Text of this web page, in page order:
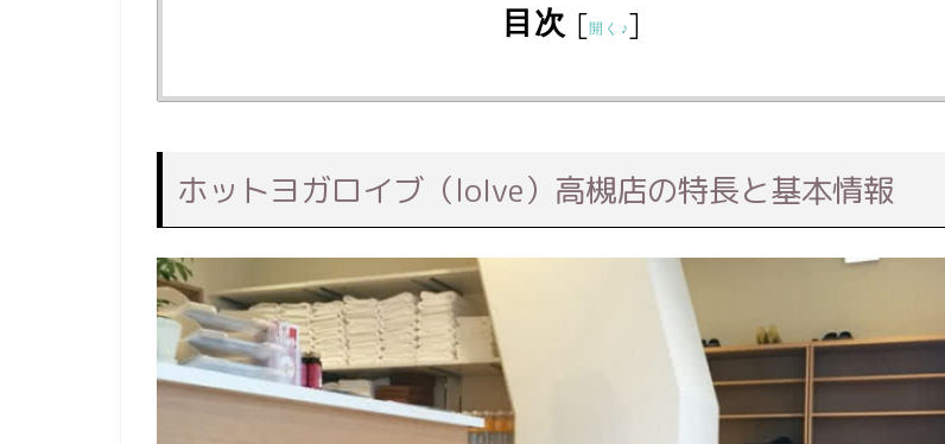
目次 [開く♪]
ホットヨガロイブ（loIve）高槻店の特長と基本情報